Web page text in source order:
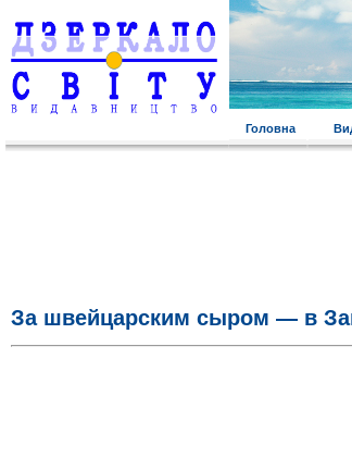
Головна
За швейцарским сыром — в